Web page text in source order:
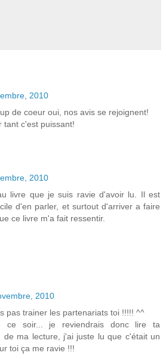
2010
de coeur oui, nos avis se rejoignent!
tant c'est puissant!
2010
livre que je suis ravie d'avoir lu. Il est
d'en parler, et surtout d'arriver a faire
ce livre m'a fait ressentir.
2010
pas trainer les partenariats toi !!!!! ^^
ce soir... je reviendrais donc lire ta
de ma lecture, j'ai juste lu que c'était un
toi ça me ravie !!!